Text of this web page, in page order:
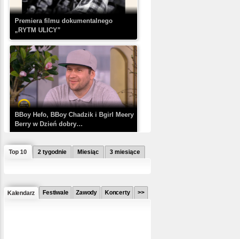
Premiera filmu dokumentalnego
„RYTM ULICY”
BBoy Hefo, BBoy Chadzik i Bgirl Meery
Berry w Dzień dobry…
Top 10 2 tygodnie Miesiąc 3 miesiące
Kalendarz Festiwale Zawody Koncerty >>